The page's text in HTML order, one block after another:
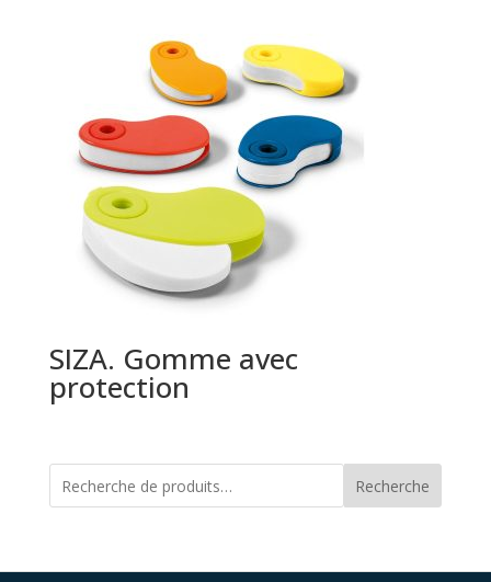
SIZA. Gomme avec
protection
Recherche